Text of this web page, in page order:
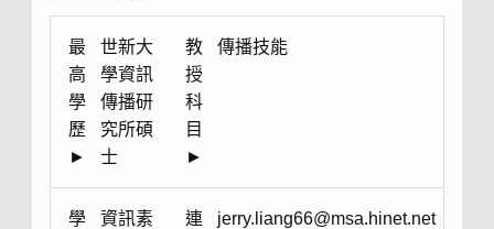
最
高
學
歷
►
世新大
學資訊
傳播研
究所碩
士
教
授
科
目
►
傳播技能
學
資訊素
連
jerry.liang66@msa.hinet.net